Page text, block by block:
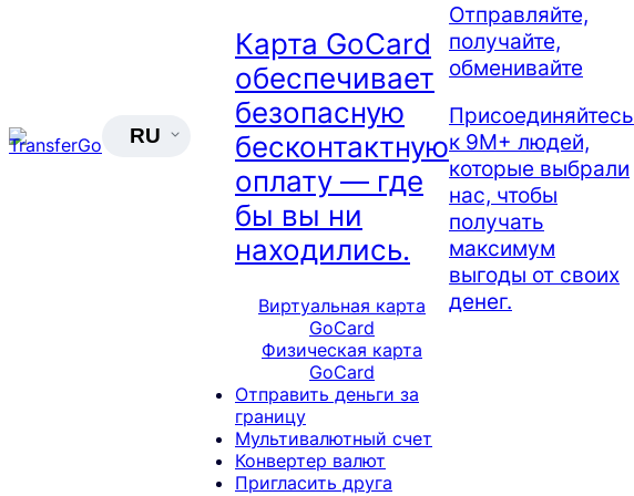
RU
Карта GoCard
обеспечивает
безопасную
бесконтактную
оплату — где
бы вы ни
находились.
Виртуальная карта
GoCard
Физическая карта
GoCard
Отправить деньги за
границу
Мультивалютный счет
Конвертер валют
Пригласить друга
Отправляйте,
получайте,
обменивайте
Присоединяйтесь
к 9М+ людей,
которые выбрали
нас, чтобы
получать
максимум
выгоды от своих
денег.